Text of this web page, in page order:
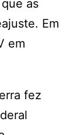
as
Em
em
fez